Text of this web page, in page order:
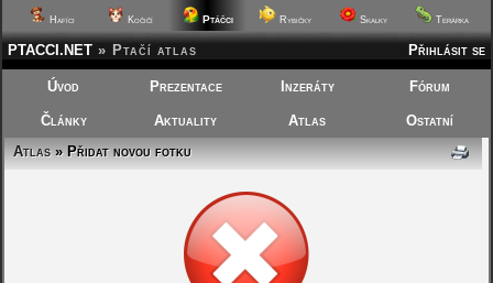
Hafíci Kočičí Ptáčci Rybičky Skalky Terárka
Přihlásit se
PTACCI.NET » Ptačí atlas
Úvod Prezentace Inzeráty Fórum
Články Aktuality Atlas
Ostatní
Atlas» Přidat novou fotku